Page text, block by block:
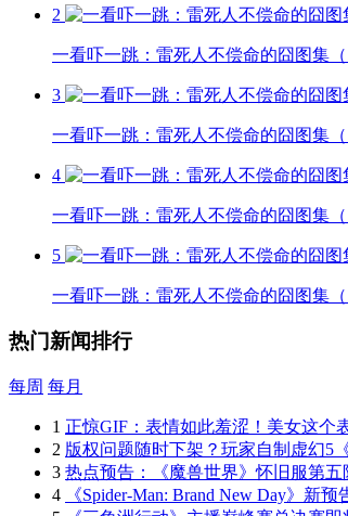
2
一看吓一跳：雷死人不偿命的囧图集（
3
一看吓一跳：雷死人不偿命的囧图集（
4
一看吓一跳：雷死人不偿命的囧图集（
5
一看吓一跳：雷死人不偿命的囧图集（
热门新闻排行
每周 每月
1 正惊GIF：表情如此羞涩！美女这个
2 版权问题随时下架？玩家自制虚幻5
3 热点预告：《魔兽世界》怀旧服第
4
《Spider-Man: Brand New Day》新